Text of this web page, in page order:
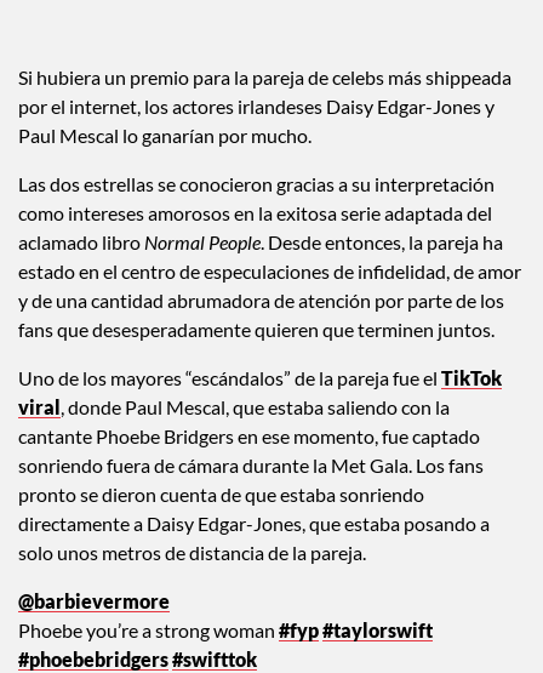
Si hubiera un premio para la pareja de celebs más shippeada
por el internet, los actores irlandeses Daisy Edgar-Jones y
Paul Mescal lo ganarían por mucho.
Las dos estrellas se conocieron gracias a su interpretación
como intereses amorosos en la exitosa serie adaptada del
aclamado libro Normal People. Desde entonces, la pareja ha
estado en el centro de especulaciones de infidelidad, de amor
y de una cantidad abrumadora de atención por parte de los
fans que desesperadamente quieren que terminen juntos.
Uno de los mayores “escándalos” de la pareja fue el TikTok
viral, donde Paul Mescal, que estaba saliendo con la
cantante Phoebe Bridgers en ese momento, fue captado
sonriendo fuera de cámara durante la Met Gala. Los fans
pronto se dieron cuenta de que estaba sonriendo
directamente a Daisy Edgar-Jones, que estaba posando a
solo unos metros de distancia de la pareja.
@barbievermore
Phoebe you’re a strong woman #fyp#taylorswift
#phoebebridgers#swifttok